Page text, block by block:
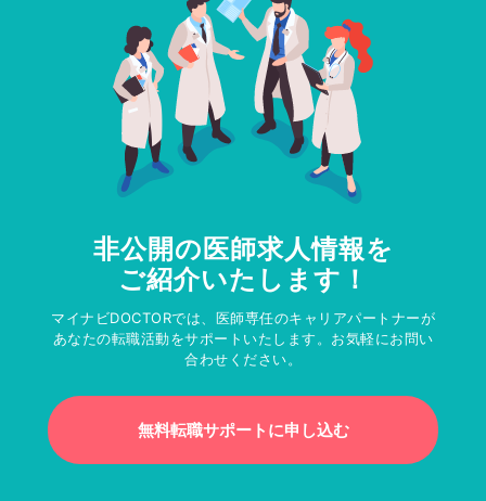
非公開の医師求人情報を
ご紹介いたします！
マイナビDOCTORでは、医師専任のキャリアパートナーが
あなたの転職活動をサポートいたします。お気軽にお問い
合わせください。
無料転職サポートに申し込む